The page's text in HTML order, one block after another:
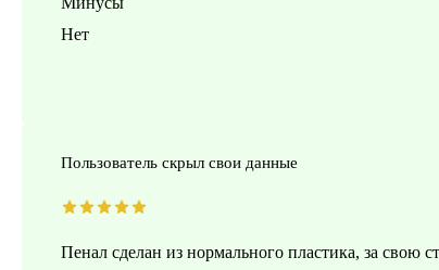
Нет
Пользователь скрыл свои данные
Пенал сделан из нормального пластика, за свою